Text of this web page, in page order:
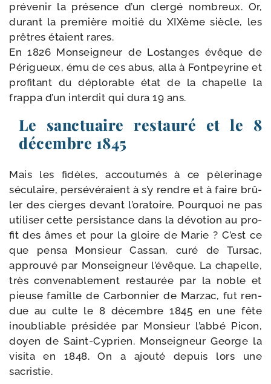
pré­ve­nir la pré­sence d’un cler­gé nom­breux. Or,
durant la pre­mière moi­tié du XIXème siècle, les
prêtres étaient rares.
En 1826 Monseigneur de Lostanges évêque de
Périgueux, ému de ces abus, alla à Fontpeyrine et
pro­fi­tant du déplo­rable état de la cha­pelle la
frap­pa d’un inter­dit qui dura 19 ans.
Le sanctuaire restauré et le 8
décembre 1845
Mais les fidèles, accou­tu­més à ce pèle­ri­nage
sécu­laire, per­sé­vé­raient à s’y rendre et à faire brû­
ler des cierges devant l’o­ra­toire. Pourquoi ne pas
uti­li­ser cette per­sis­tance dans la dévo­tion au pro­
fit des âmes et pour la gloire de Marie ? C’est ce
que pen­sa Monsieur Cassan, curé de Tursac,
approu­vé par Monseigneur l’é­vêque. La cha­pelle,
très conve­na­ble­ment res­tau­rée par la noble et
pieuse famille de Carbonnier de Marzac, fut ren­
due au culte le 8 décembre 1845 en une fête
inou­bliable pré­si­dée par Monsieur l’ab­bé Picon,
doyen de Saint-​Cyprien. Monseigneur George la
visi­ta en 1848. On a ajou­té depuis lors une
sacristie.